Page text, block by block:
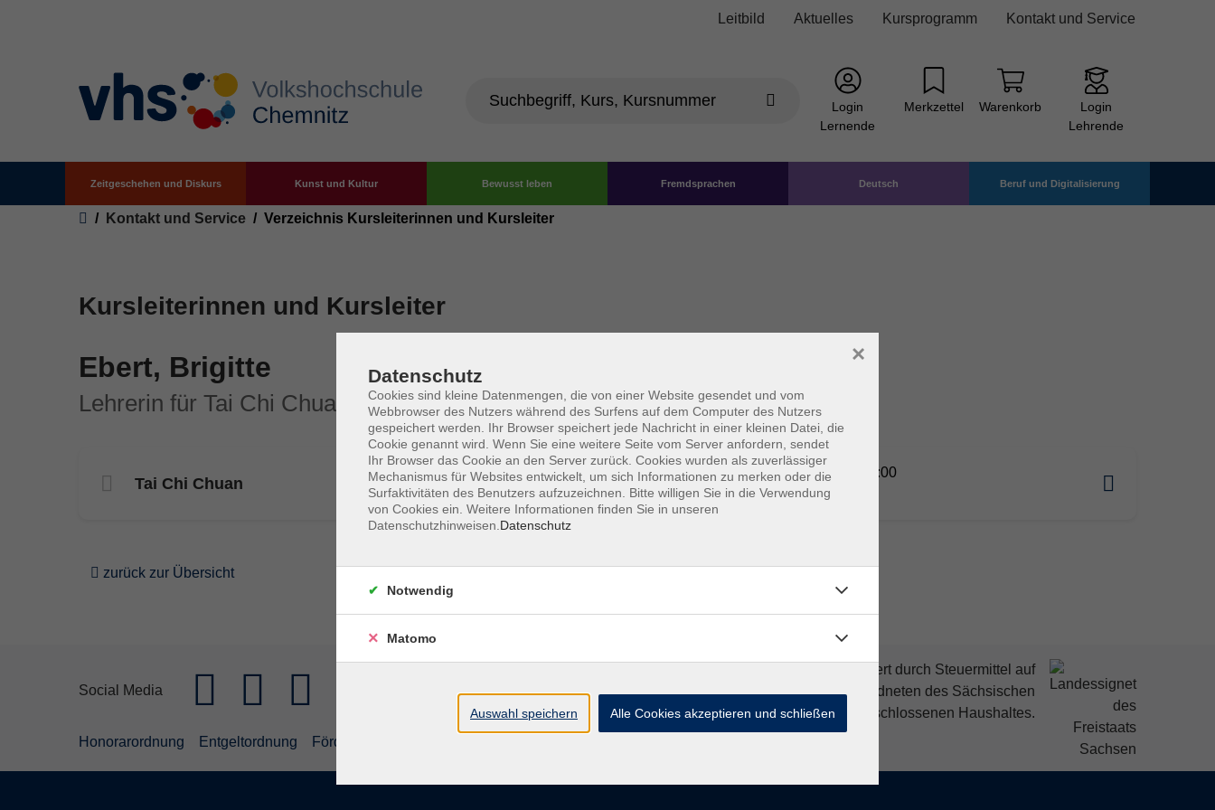
Zum Hauptinhalt springen
Leitbild Aktuelles Kursprogramm Kontakt und Service
Login
Lernende
Merkzettel Warenkorb
Login
Lehrende
Zeitgeschehen und Diskurs Kunst und Kultur Bewusst leben Fremdsprachen Deutsch Beruf und Digitalisierung
Sie sind hier:
Kontakt und Service Verzeichnis Kursleiterinnen und Kursleiter
Kursleiterinnen und Kursleiter
Ebert, Brigitte
Lehrerin für Tai Chi Chuan, Körperarbeit und Qi Gong
Tai Chi Chuan
Di. 22.09.2026 17:00
Chemnitz
zurück zur Übersicht
Social Media
Die Volkshochschule wird mitfinanziert durch Steuermittel auf
der Grundlage des von den Abgeordneten des Sächsischen
Landtags beschlossenen Haushaltes.
Honorarordnung
Entgeltordnung Förderhinweis
Datenschutz
Cookies sind kleine Datenmengen, die von einer Website gesendet und vom
Webbrowser des Nutzers während des Surfens auf dem Computer des Nutzers
gespeichert werden. Ihr Browser speichert jede Nachricht in einer kleinen Datei, die
Cookie genannt wird. Wenn Sie eine weitere Seite vom Server anfordern, sendet
Ihr Browser das Cookie an den Server zurück. Cookies wurden als zuverlässiger
Mechanismus für Websites entwickelt, um sich Informationen zu merken oder die
Surfaktivitäten des Benutzers aufzuzeichnen. Bitte willigen Sie in die Verwendung
von Cookies ein. Weitere Informationen finden Sie in unseren
Datenschutzhinweisen. Datenschutz
×
Notwendig
Matomo
Auswahl speichern Alle Cookies akzeptieren und schließen